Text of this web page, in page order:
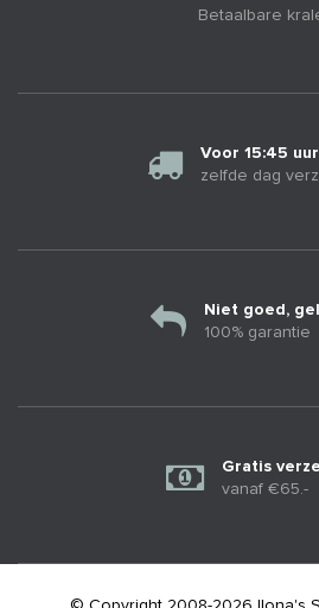
Betaalbare
Voor 15:45
zelfde dag
Niet goed,
100% garantie
Gratis
vanaf €65.-